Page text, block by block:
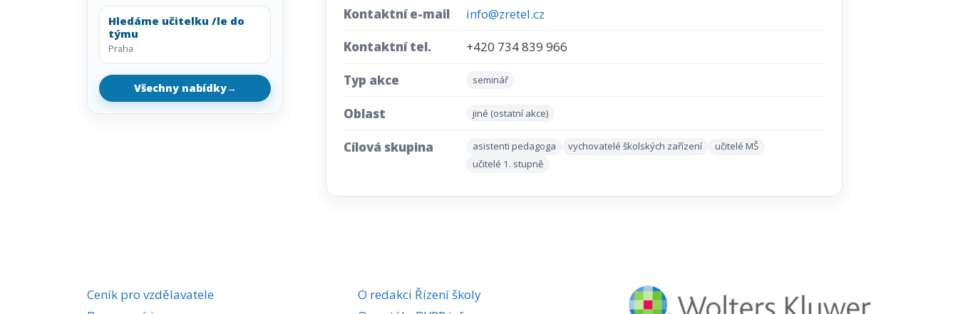
Kontaktní e-mail info@zretel.cz
Kontaktní tel. +420 734 839 966
Typ akce seminář
Oblast jiné (ostatní akce)
Cílová skupina asistenti pedagoga vychovatelé školských zařízení
učitelé MŠ
učitelé 1. stupně
Hledáme učitelku /le do
týmu
Praha
Všechny nabídky→
Ceník pro vzdělavatele
O redakci Řízení školy